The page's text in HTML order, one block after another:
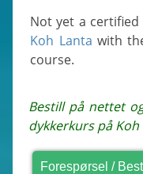
Not yet a
Koh Lanta with
course.
Bestill på nettet og spar 10 % på dykkerturer og
dykkerkurs på Koh
Forespørsel /